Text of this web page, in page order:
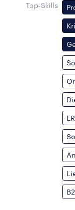
Top-Skills